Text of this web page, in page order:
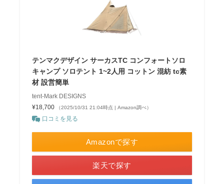
テンマクデザイン サーカスTC コンフォートソロ
キャンプ ソロテント 1~2人用 コットン 混紡 tc素
材 設営簡単
tent-Mark DESIGNS
¥18,700
（2025/10/31 21:04時点 | Amazon調べ）
口コミを見る
Amazonで探す
楽天で探す